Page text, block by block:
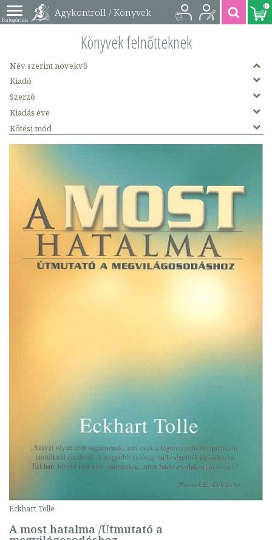
Agykontroll / Könyvek
felnőtteknek könyvek
0
Könyvek felnőtteknek
Név szerint növekvő
Kiadó
Szerző
Kiadás éve
Kötési mód
Eckhart Tolle
A most hatalma /Útmutató a